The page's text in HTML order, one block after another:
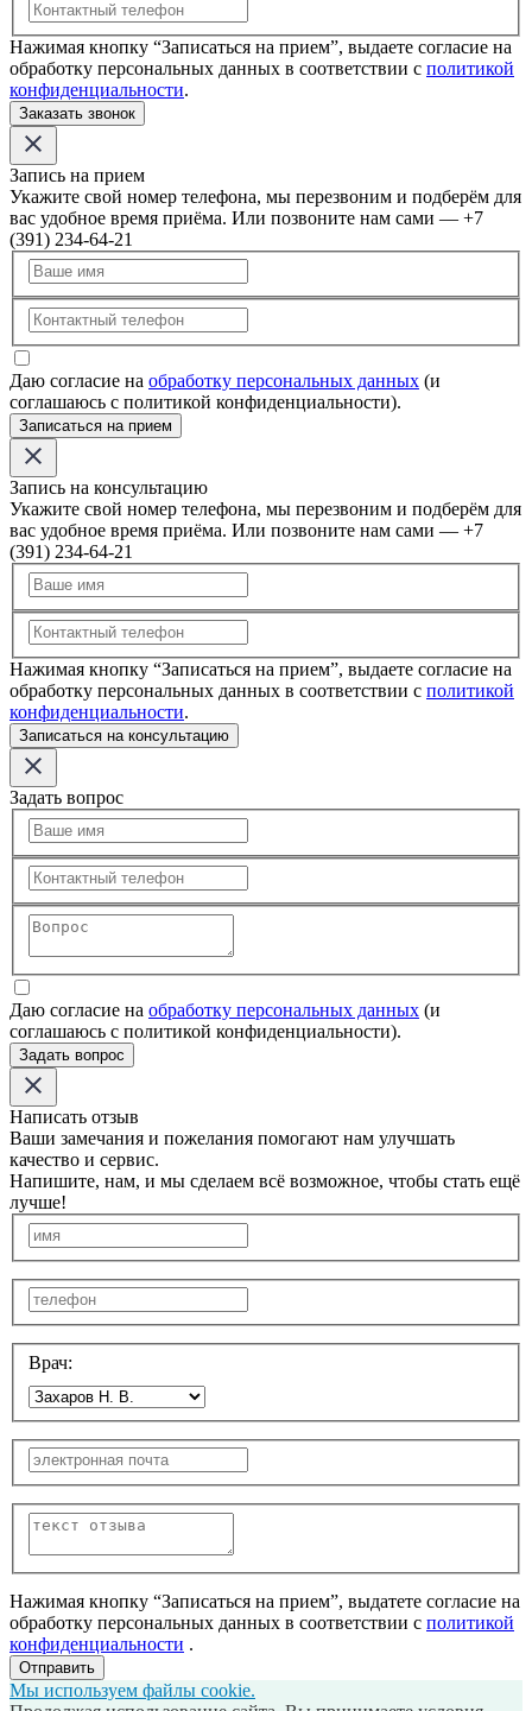
Нажимая кнопку “Записаться на прием”, выдаете согласие на
обработку персональных данных в соответствии с политикой
конфиденциальности.
Заказать звонок
Запись на прием
Укажите свой номер телефона, мы перезвоним и подберём для
вас удобное время приёма. Или позвоните нам сами — +7
(391) 234-64-21
Даю согласие на обработку персональных данных (и
соглашаюсь с политикой конфиденциальности).
Записаться на прием
Запись на консультацию
Укажите свой номер телефона, мы перезвоним и подберём для
вас удобное время приёма. Или позвоните нам сами — +7
(391) 234-64-21
Нажимая кнопку “Записаться на прием”, выдаете согласие на
обработку персональных данных в соответствии с политикой
конфиденциальности.
Записаться на консультацию
Задать вопрос
Даю согласие на обработку персональных данных (и
соглашаюсь с политикой конфиденциальности).
Задать вопрос
Написать отзыв
Ваши замечания и пожелания помогают нам улучшать
качество и сервис.
Напишите, нам, и мы сделаем всё возможное, чтобы стать ещё
лучше!
Врач:
Нажимая кнопку “Записаться на прием”, выдатете согласие на
обработку персональных данных в соответствии с политикой
конфиденциальности .
Отправить
Мы используем файлы cookie.